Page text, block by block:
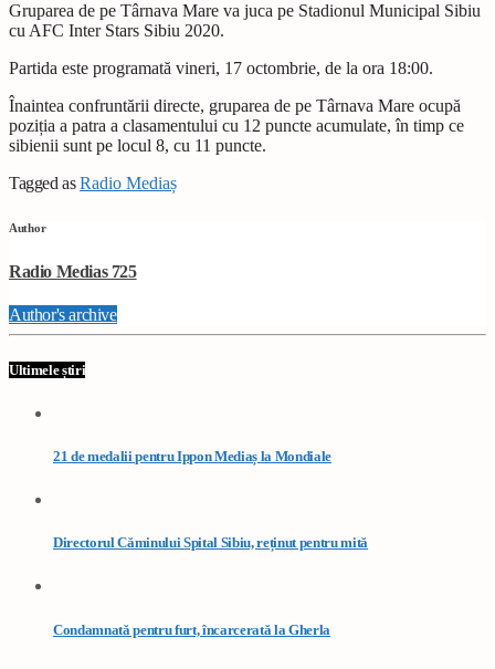
Gruparea de pe Târnava Mare va juca pe Stadionul Municipal Sibiu
cu AFC Inter Stars Sibiu 2020.
Partida este programată vineri, 17 octombrie, de la ora 18:00.
Înaintea confruntării directe, gruparea de pe Târnava Mare ocupă
poziția a patra a clasamentului cu 12 puncte acumulate, în timp ce
sibienii sunt pe locul 8, cu 11 puncte.
Tagged asRadio Mediaș
Author
Radio Medias 725
Author's archive
Ultimele știri
21 de medalii pentru Ippon Mediaș la Mondiale
Directorul Căminului Spital Sibiu, reținut pentru mită
Condamnată pentru furt, încarcerată la Gherla